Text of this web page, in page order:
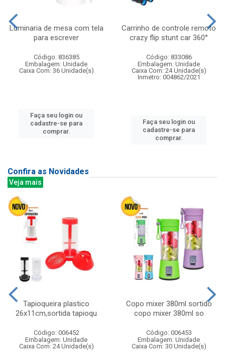
Luminaria de mesa com tela
para escrever
Código: 836385
Embalagem: Unidade
Caixa Com: 36 Unidade(s)
Faça seu login ou
cadastre-se para
comprar.
Carrinho de controle remoto
crazy flip stunt car 360°
Código: 833086
Embalagem: Unidade
Caixa Com: 24 Unidade(s)
Inmetro: 004862/2021
Faça seu login ou
cadastre-se para
comprar.
Confira as Novidades
Veja mais
Tapioqueira plastico
26x11cm,sortida tapioqu
Código: 006452
Embalagem: Unidade
Caixa Com: 24 Unidade(s)
Copo mixer 380ml sortido
copo mixer 380ml so
Código: 006453
Embalagem: Unidade
Caixa Com: 30 Unidade(s)